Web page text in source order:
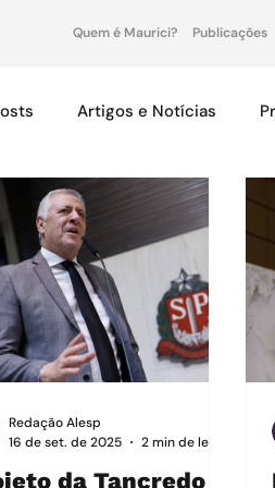
Quem é Maurici? Publicações
Artigos e Notícias
da Tancredo
Redação Alesp
16 de set. de 2025